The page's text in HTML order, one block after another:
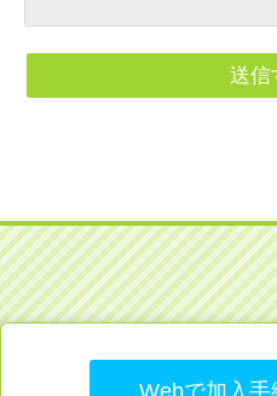
Webで加入手